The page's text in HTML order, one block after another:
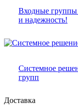
Входные группы
и надежность!
Системное
групп
Доставка